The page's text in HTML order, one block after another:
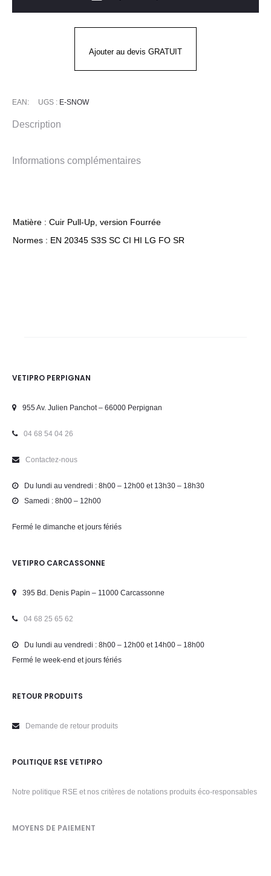
SNOW
Ajouter au devis GRATUIT
EAN: UGS : E-SNOW
Description
Informations complémentaires
Matière : Cuir Pull-Up, version Fourrée
Normes : EN 20345 S3S SC CI HI LG FO SR
VETIPRO PERPIGNAN
955 Av. Julien Panchot – 66000 Perpignan
04 68 54 04 26
Contactez-nous
Du lundi au vendredi : 8h00 – 12h00 et 13h30 – 18h30
Samedi : 8h00 – 12h00
Fermé le dimanche et jours fériés
VETIPRO CARCASSONNE
395 Bd. Denis Papin – 11000 Carcassonne
04 68 25 65 62
Du lundi au vendredi : 8h00 – 12h00 et 14h00 – 18h00
Fermé le week-end et jours fériés
RETOUR PRODUITS
Demande de retour produits
POLITIQUE RSE VETIPRO
Notre politique RSE et nos critères de notations produits éco-responsables
MOYENS DE PAIEMENT